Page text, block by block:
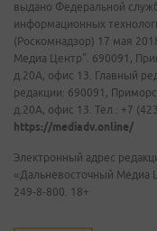
выдано Федеральной
информационных
(Роскомнадзор) 17 мая
Медиа Центр". 690091,
д.20А, офис 13. Главный
редакции: 690091,
д.20А, офис 13. Тел.: +7
https://mediadv.online/
Электронный адрес
«Дальневосточный Медиа
249-8-800. 18+